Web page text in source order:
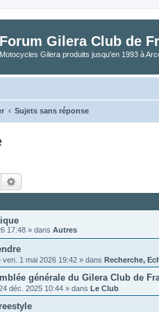
Forum Gilera Club de
Motocycles Gilera produits jusqu'en 1993 à
Sujets sans réponse
Rechercher
17:48 » dans Autres
ven. 1 mai 2026 19:42 » dans Recherche,
générale du Gilera Club de
déc. 2025 10:44 » dans Le Club